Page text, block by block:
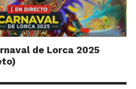
de Lorca 2025